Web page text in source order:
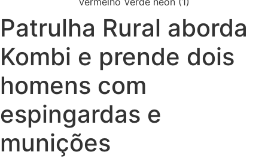
Patrulha Rural aborda
Kombi e prende dois
homens com
espingardas e
munições